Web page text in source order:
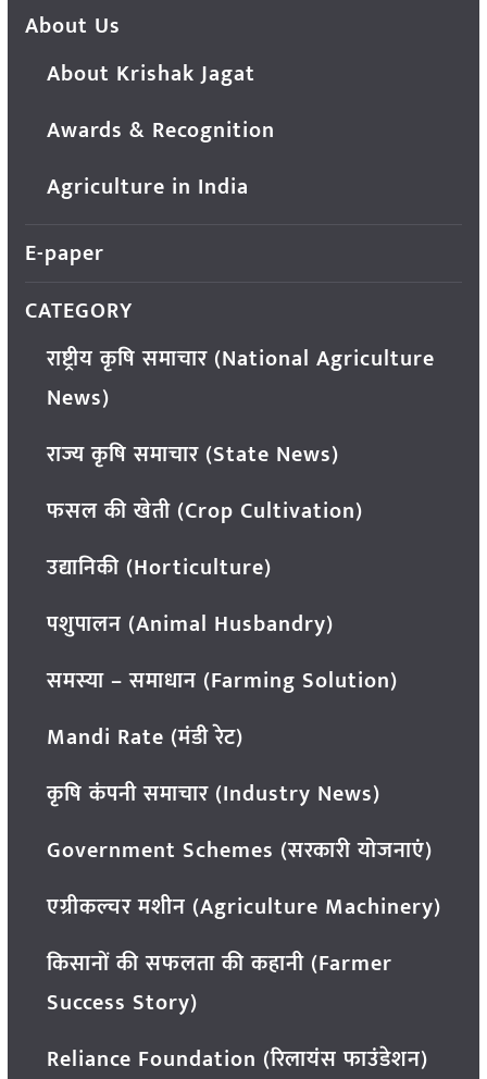
About Us
About Krishak Jagat
Awards & Recognition
Agriculture in India
E-paper
CATEGORY
राष्ट्रीय कृषि समाचार (National Agriculture
News)
राज्य कृषि समाचार (State News)
फसल की खेती (Crop Cultivation)
उद्यानिकी (Horticulture)
पशुपालन (Animal Husbandry)
समस्या – समाधान (Farming Solution)
Mandi Rate (मंडी रेट)
कृषि कंपनी समाचार (Industry News)
Government Schemes (सरकारी योजनाएं)
एग्रीकल्चर मशीन (Agriculture Machinery)
किसानों की सफलता की कहानी (Farmer
Success Story)
Reliance Foundation (रिलायंस फाउंडेशन)